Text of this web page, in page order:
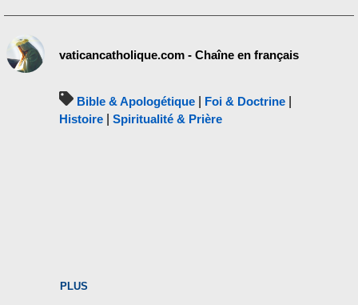
vaticancatholique.com - Chaîne en français
Bible & Apologétique Foi & Doctrine
Histoire
Spiritualité & Prière
PLUS